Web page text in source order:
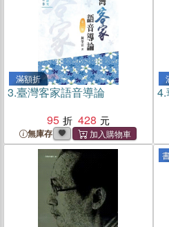
滿額折
3.臺灣客家語音導論
95
428
無庫存
4.